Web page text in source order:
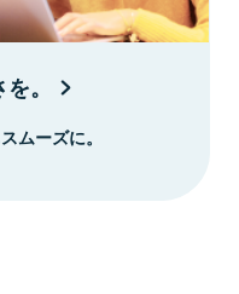
。
ムーズに。